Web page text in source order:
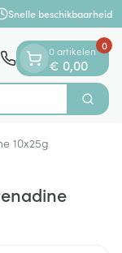
Snelle beschikbaarheid
Zoek
0 artikelen
€ 0,00
0
10x25g